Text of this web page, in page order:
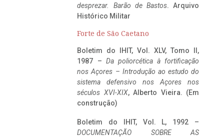
desprezar. Barão de Bastos. Arquivo
Histórico Militar
Forte de São Caetano
Boletim do IHIT, Vol. XLV, Tomo II,
1987 – Da poliorcética à fortificação
nos Açores – Introdução ao estudo do
sistema defensivo nos Açores nos
séculos XVI-XIX, Alberto Vieira. (Em
construção)
Boletim do IHIT, Vol. L, 1992 –
DOCUMENTAÇÃO SOBRE AS